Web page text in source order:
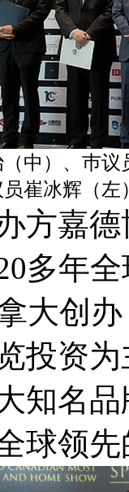
中）、巿
崔冰辉（
方嘉
多年
大创
投资
知名
球领